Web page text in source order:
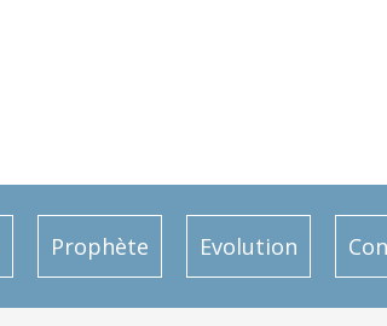
Prophète Evolution